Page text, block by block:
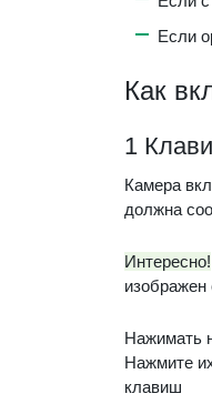
Если
Как
1
Камера
должна
Интересно!
изображен
Нажимать
Нажмите
клавиш